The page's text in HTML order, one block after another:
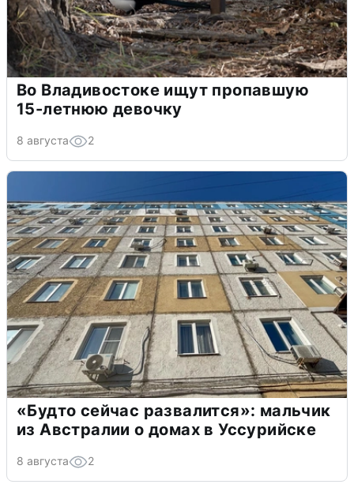
Во Владивостоке ищут пропавшую
15-летнюю девочку
8 августа 2
«Будто сейчас развалится»: мальчик
из Австралии о домах в Уссурийске
8 августа 2